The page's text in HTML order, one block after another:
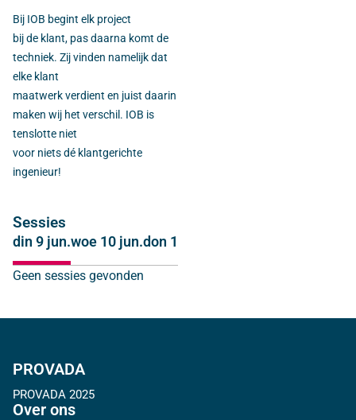
Bij IOB begint elk project
bij de klant, pas daarna komt de
techniek. Zij vinden namelijk dat
elke klant
maatwerk verdient en juist daarin
maken wij het verschil. IOB is
tenslotte niet
voor niets dé klantgerichte
ingenieur!
Sessies
din 9 jun.woe 10 jun.don 11 jun.
Geen sessies gevonden
PROVADA
PROVADA 2025
Over ons